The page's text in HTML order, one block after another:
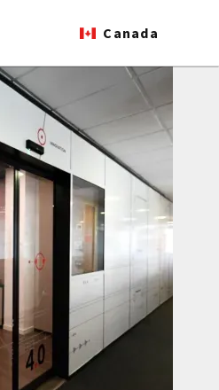
Canada